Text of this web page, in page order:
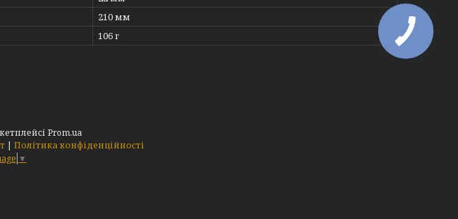
210 мм
106 г
Prom.ua
| Політика конфіденційності
▼